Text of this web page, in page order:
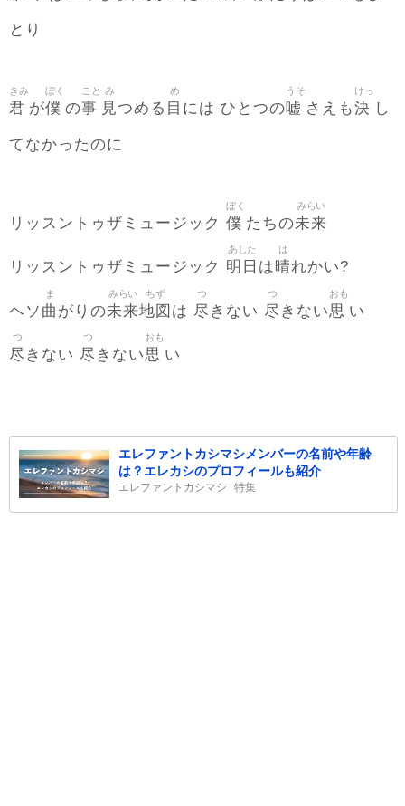
とり
君
きみ
が僕
ぼく
の事
こと
見
み
つめる 目
め
には ひとつの嘘
うそ
さえも決
けっ
し
てなかったのに
リッスントゥザミュージック 僕
ぼく
たちの未来
みらい
リッスントゥザミュージック 明日
あした
は晴
は
れかい?
ヘソ 曲
ま
がりの未来
みらい
地図
ちず
は 尽
つ
きない 尽
つ
きない思
おも
い
尽
つ
きない 尽
つ
きない思
おも
い
エレファントカシマシメンバーの名前や年齢
は？エレカシのプロフィールも紹介
エレファントカシマシ 特集